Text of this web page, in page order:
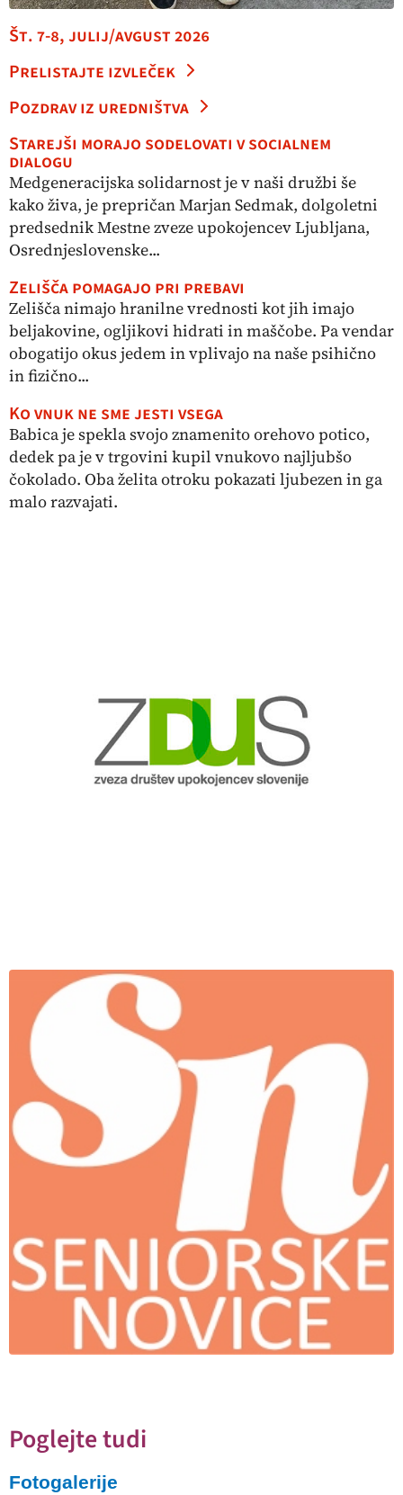
Št. 7-8, julij/avgust 2026
Prelistajte izvleček
Pozdrav iz uredništva
Starejši morajo sodelovati v socialnem
dialogu
Medgeneracijska solidarnost je v naši družbi še
kako živa, je prepričan Marjan Sedmak, dolgoletni
predsednik Mestne zveze upokojencev Ljubljana,
Osrednjeslovenske...
Zelišča pomagajo pri prebavi
Zelišča nimajo hranilne vrednosti kot jih imajo
beljakovine, ogljikovi hidrati in maščobe. Pa vendar
obogatijo okus jedem in vplivajo na naše psihično
in fizično...
Ko vnuk ne sme jesti vsega
Babica je spekla svojo znamenito orehovo potico,
dedek pa je v trgovini kupil vnukovo najljubšo
čokolado. Oba želita otroku pokazati ljubezen in ga
malo razvajati.
Poglejte tudi
Fotogalerije